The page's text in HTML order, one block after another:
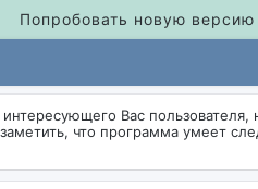
Попробовать новую версию
Вас пользователя,
что программа умеет